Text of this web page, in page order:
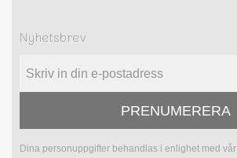
Nyhetsbrev
PRENUMERERA
Dina personuppgifter behandlas i enlighet med vår